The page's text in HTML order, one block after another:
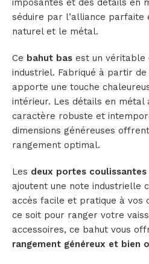
séduire par l’alliance parfaite
naturel et le métal.
Ce bahut bas est un véritable
industriel. Fabriqué à partir
apporte une touche
intérieur. Les détails en métal
caractère robuste et
dimensions généreuses
rangement optimal.
Les deux portes
ajoutent une note industrielle
accès facile et pratique à vos
ce soit pour ranger votre
accessoires, ce bahut vous
rangement généreux et bien